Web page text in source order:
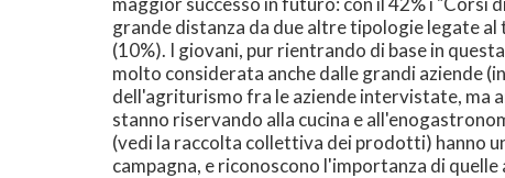
grande distanza da due altre tipologie legate
(10%). I giovani, pur rientrando di base in
molto considerata anche dalle grandi aziende
dell'agriturismo fra le aziende intervistate, ma
stanno riservando alla cucina e
(vedi la raccolta collettiva dei prodotti) hanno
campagna, e riconoscono l'importanza di